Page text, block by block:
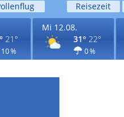
Reisezeit
21°
10 %
Mi 12.08.
31° 22°
0 %